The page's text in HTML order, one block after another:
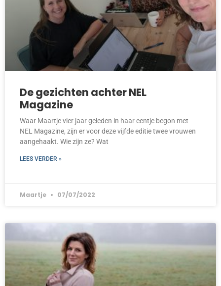
De gezichten achter NEL
Magazine
Waar Maartje vier jaar geleden in haar eentje begon met
NEL Magazine, zijn er voor deze vijfde editie twee vrouwen
aangehaakt. Wie zijn ze? Wat
LEES VERDER »
Maartje 07/07/2022